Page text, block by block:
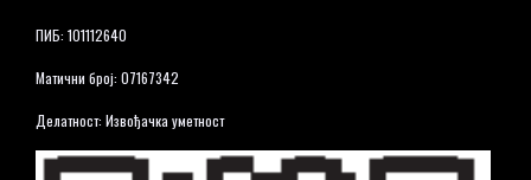
ПИБ: 101112640
Матични број: 07167342
Делатност: Извођачка уметност